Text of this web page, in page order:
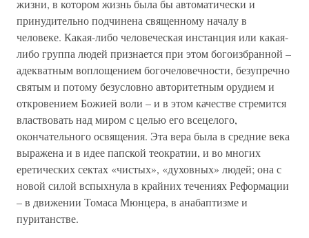
жизни, в котором жизнь была бы автоматически и
принудительно подчинена священному началу в
человеке. Какая-либо человеческая инстанция или какая-
либо группа людей признается при этом богоизбранной –
адекватным воплощением богочеловечности, безупречно
святым и потому безусловно авторитетным орудием и
откровением Божией воли – и в этом качестве стремится
властвовать над миром с целью его всецелого,
окончательного освящения. Эта вера была в средние века
выражена и в идее папской теократии, и во многих
еретических сектах «чистых», «духовных» людей; она с
новой силой вспыхнула в крайних течениях Реформации
– в движении Томаса Мюнцера, в анабаптизме и
пуританстве.